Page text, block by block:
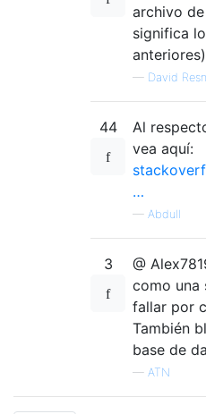
archivo
significa
— David
44 Al
vea aquí:
…
— Abdull
3
@
como una
fallar por
También
base de
— ATN